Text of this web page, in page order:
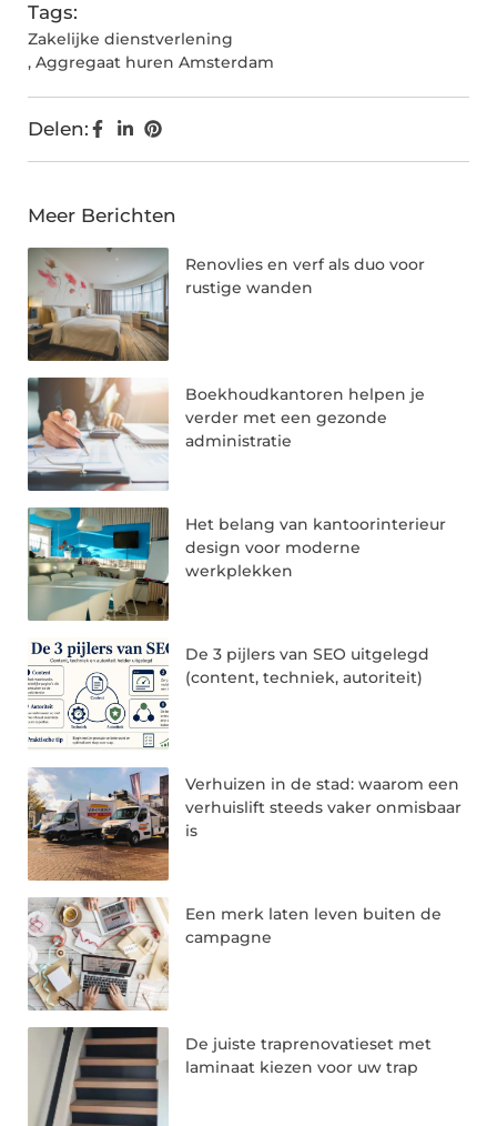
Tags:
Zakelijke dienstverlening
, Aggregaat huren Amsterdam
Delen:
Meer Berichten
Renovlies en verf als duo voor
rustige wanden
Boekhoudkantoren helpen je
verder met een gezonde
administratie
Het belang van kantoorinterieur
design voor moderne
werkplekken
De 3 pijlers van SEO uitgelegd
(content, techniek, autoriteit)
Verhuizen in de stad: waarom een
verhuislift steeds vaker onmisbaar
is
Een merk laten leven buiten de
campagne
De juiste traprenovatieset met
laminaat kiezen voor uw trap